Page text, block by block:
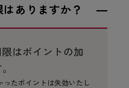
ありますか？
はポイントの加
たポイントは失効いたし